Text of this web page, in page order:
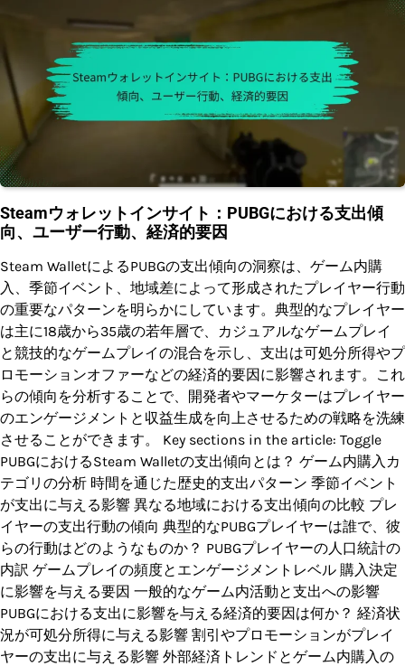
Steamウォレットインサイト：PUBGにおける支出傾
向、ユーザー行動、経済的要因
Steam WalletによるPUBGの支出傾向の洞察は、ゲーム内購
入、季節イベント、地域差によって形成されたプレイヤー行動
の重要なパターンを明らかにしています。典型的なプレイヤー
は主に18歳から35歳の若年層で、カジュアルなゲームプレイ
と競技的なゲームプレイの混合を示し、支出は可処分所得やプ
ロモーションオファーなどの経済的要因に影響されます。これ
らの傾向を分析することで、開発者やマーケターはプレイヤー
のエンゲージメントと収益生成を向上させるための戦略を洗練
させることができます。 Key sections in the article: Toggle
PUBGにおけるSteam Walletの支出傾向とは？ ゲーム内購入カ
テゴリの分析 時間を通じた歴史的支出パターン 季節イベント
が支出に与える影響 異なる地域における支出傾向の比較 プレ
イヤーの支出行動の傾向 典型的なPUBGプレイヤーは誰で、彼
らの行動はどのようなものか？ PUBGプレイヤーの人口統計の
内訳 ゲームプレイの頻度とエンゲージメントレベル 購入決定
に影響を与える要因 一般的なゲーム内活動と支出への影響
PUBGにおける支出に影響を与える経済的要因は何か？ 経済状
況が可処分所得に与える影響 割引やプロモーションがプレイ
ヤーの支出に与える影響 外部経済トレンドとゲーム内購入の